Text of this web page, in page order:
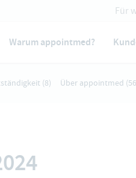
Für
Warum appointmed?
(8) Über appointmed